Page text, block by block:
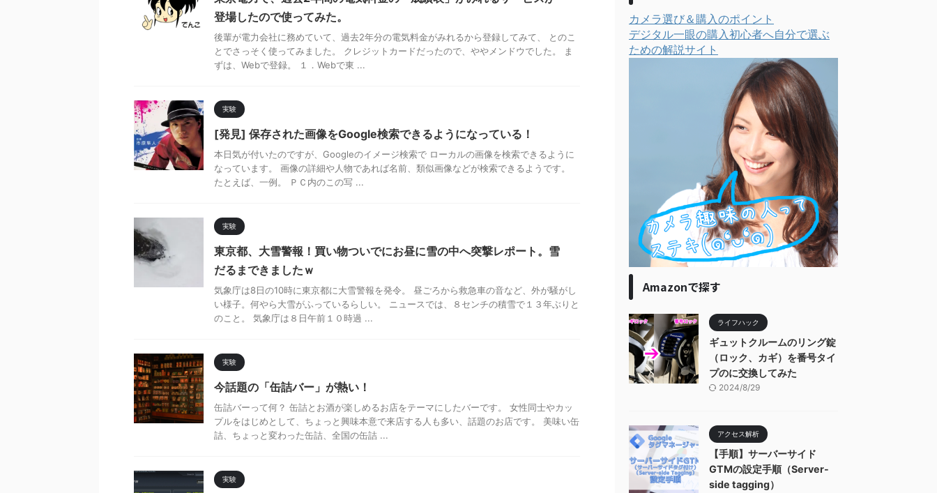
登場したので使ってみた。
後輩が電力会社に務めていて、過去2年分の電気料金がみれるから登録してみて、 とのこ
とでさっそく使ってみました。 クレジットカードだったので、ややメンドウでした。 ま
ずは、Webで登録。 １．Webで東 ...
実験
[発見] 保存された画像をGoogle検索できるようになっている！
本日気が付いたのですが、Googleのイメージ検索で ローカルの画像を検索できるように
なっています。 画像の詳細や人物であれば名前、類似画像などが検索できるようです。
たとえば、一例。 ＰＣ内のこの写 ...
実験
東京都、大雪警報！買い物ついでにお昼に雪の中へ突撃レポート。雪
だるまできましたｗ
気象庁は8日の10時に東京都に大雪警報を発令。 昼ごろから救急車の音など、外が騒がし
い様子。何やら大雪がふっているらしい。 ニュースでは、８センチの積雪で１３年ぶりと
のこと。 気象庁は８日午前１０時過 ...
実験
今話題の「缶詰バー」が熱い！
缶詰バーって何？ 缶詰とお酒が楽しめるお店をテーマにしたバーです。 女性同士やカッ
プルをはじめとして、ちょっと興味本意で来店する人も多い、話題のお店です。 美味い缶
詰、ちょっと変わった缶詰、全国の缶詰 ...
実験
カメラ選び＆購入のポイント
デジタル一眼の購入初心者へ自分で選ぶ
ための解説サイト
Amazonで探す
ライフハック
ギュットクルームのリング錠
（ロック、カギ）を番号タイ
プのに交換してみた
2024/8/29
アクセス解析
【手順】サーバーサイド
GTMの設定手順（Server-
side tagging）